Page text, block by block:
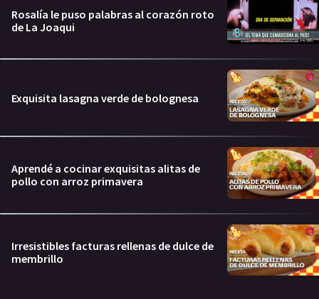
Rosalía le puso palabras al corazón roto
de La Joaqui
Exquisita lasagna verde de bolognesa
Aprendé a cocinar exquisitas alitas de
pollo con arroz primavera
Irresistibles facturas rellenas de dulce de
membrillo